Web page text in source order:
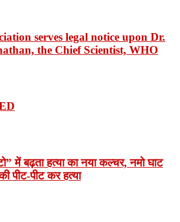
serves legal notice upon Dr.
the Chief Scientist, WHO
में बढ़ता हत्या का नया कल्चर, नमो घाट
पीट-पीट कर हत्या